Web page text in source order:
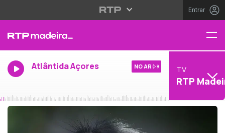
Entrar
Atlântida Açores NO AR TV
RTP